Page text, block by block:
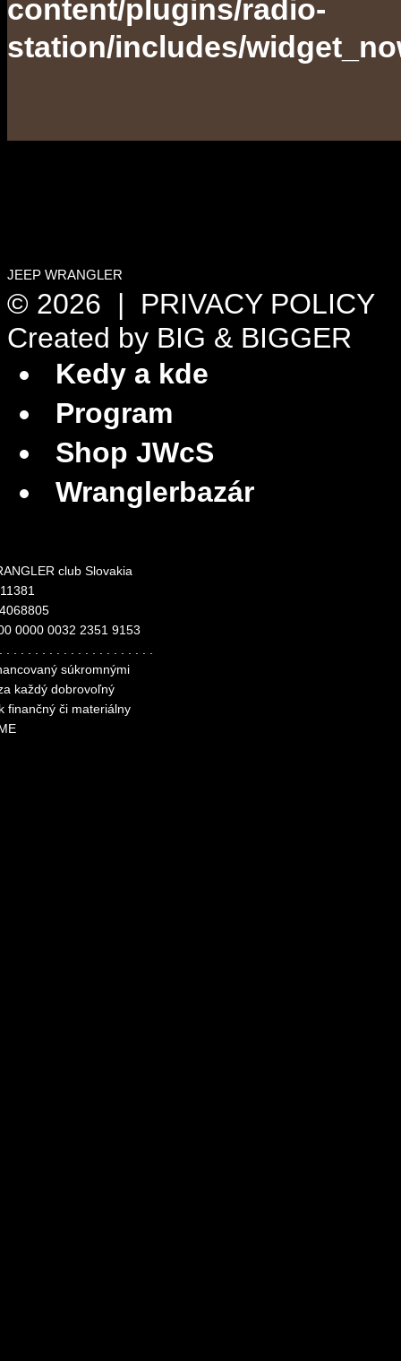
content/plugins/radio-
station/includes/
JEEP WRANGLER
© 2026 | PRIVACY POLICY
Created by BIG & BIGGER
Kedy a kde
Program
Shop JWcS
Wranglerbazár
club Slovakia
0000 0032 2351 9153
. . . . . . . . . . . . . . . . . . . . .
súkromnými
každý dobrovoľný
finančný či materiálny